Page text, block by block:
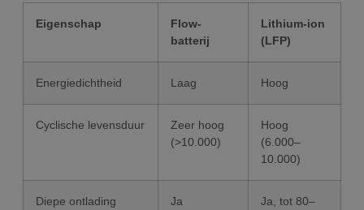
Eigenschap
Flow-
batterij
Lithium-ion
(LFP)
Energiedichtheid Laag Hoog
Cyclische levensduur
Zeer hoog
(>10.000)
Hoog
(6.000–
10.000)
Diepe ontlading
Ja
Ja, tot 80–